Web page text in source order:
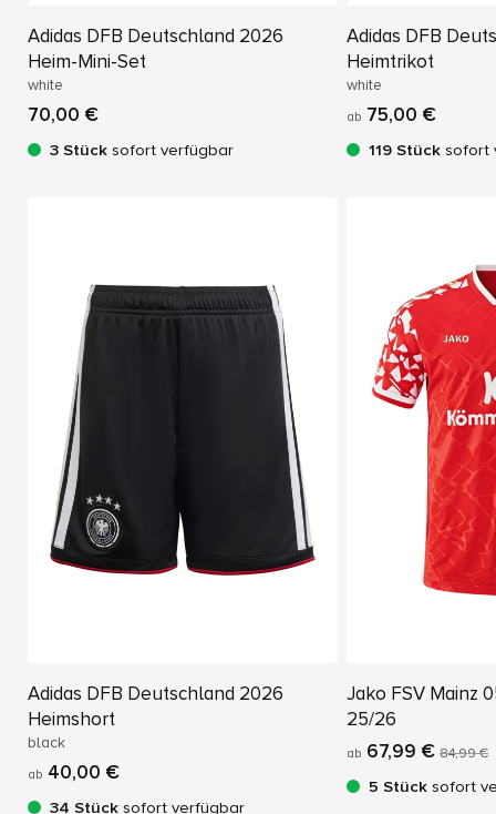
Adidas DFB Deutschland 2026
Heim-Mini-Set
white
70,00 €
3 Stück sofort verfügbar
Adidas DFB
Heimtrikot
white
ab 75,00 €
119 Stück sofort
Adidas DFB Deutschland 2026
Heimshort
black
ab 40,00 €
34 Stück sofort verfügbar
Jako FSV Mainz
25/26
ab 67,99 € 84,99 €
5 Stück sofort